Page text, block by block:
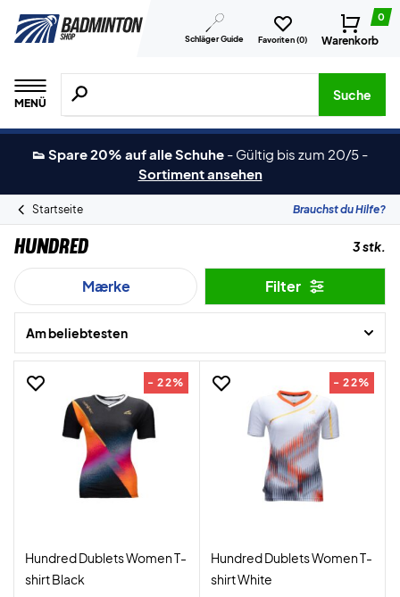
Schläger Guide Favoriten (0)
0
Warenkorb
MENÜ
Suche nach Produkten, Marken usw.
Suche
👟 Spare 20% auf alle Schuhe - Gültig bis zum 20/5 -
Sortiment ansehen
Startseite Brauchst du Hilfe?
Hundred 3 stk.
Mærke Filter
Am beliebtesten
- 22%
Hundred Dublets Women T-
shirt Black
- 22%
Hundred Dublets Women T-
shirt White